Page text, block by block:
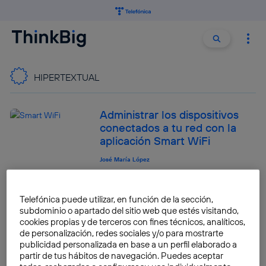
Buscar
HIPERTEXTUAL
Administrar los dispositivos
conectados a tu red con la
aplicación Smart WiFi
José María López
diferenciar la calidad de vídeo
que tiene una película o serie
José María López
Telefónica puede utilizar, en función de la sección,
subdominio o apartado del sitio web que estés visitando,
cookies propias y de terceros con fines técnicos, analíticos,
de personalización, redes sociales y/o para mostrarte
publicidad personalizada en base a un perfil elaborado a
partir de tus hábitos de navegación. Puedes aceptar